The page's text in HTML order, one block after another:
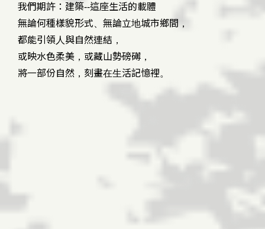
我們期許：建築--這座生活的載體
無論何種樣貌形式、無論立地城市鄉間，
都能引領人與自然連結，
或映水色柔美，或藏山勢磅礡，
將一部份自然，刻畫在生活記憶裡。